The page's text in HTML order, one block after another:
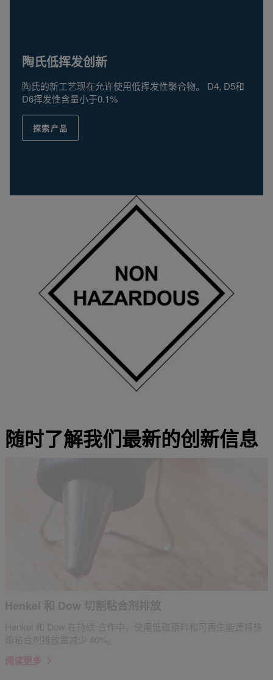
陶氏低挥发创新
陶氏的新工艺现在允许使用低挥发性聚合物。 D4, D5和
D6挥发性含量小于0.1%
探索产品
随时了解我们最新的创新信息
阅读更多